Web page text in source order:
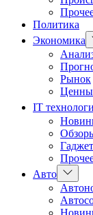
Политика
Экономика
Рынок
IT
Авто